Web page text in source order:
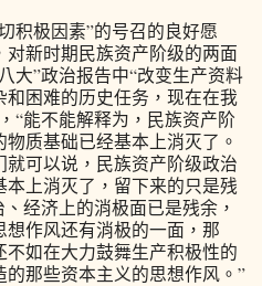
极因素”的号召的良好愿
新时期民族资产阶级的两面
大”政治报告中“改变生产资料
困难的历史任务，现在在我
“能不能解释为，民族资产阶
质基础已经基本上消灭了。
可以说，民族资产阶级政治
本上消灭了，留下来的只是残
经济上的消极面已是残余，
作风还有消极的一面，那
如在大力鼓舞生产积极性的
那些资本主义的思想作风。”